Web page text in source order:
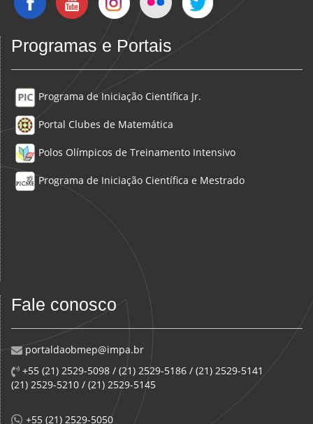
Programas e Portais
Programa de Iniciação Científica Jr.
Portal Clubes de Matemática
Polos Olímpicos de Treinamento Intensivo
Programa de Iniciação Científica e Mestrado
Fale conosco
portaldaobmep@impa.br
+55 (21) 2529-5098 / (21) 2529-5186 / (21) 2529-5141
(21) 2529-5210 / (21) 2529-5145
+55 (21) 2529-5050